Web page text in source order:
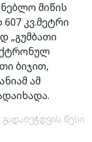
მიწის
კვ.მეტრი
„გუმბათი
ბიჯით,
ამ
გადაბეჭდვის წესი